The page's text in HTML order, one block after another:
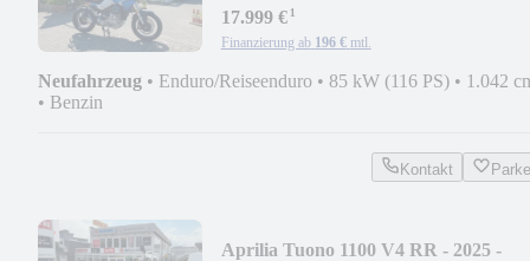
17.999 €¹
Finanzierung ab 196 € mtl.
Neufahrzeug • Enduro/Reiseenduro • 85 kW (116 PS) • 1.042
• Benzin
Kontakt
Aprilia Tuono 1100 V4 RR - 2025 -